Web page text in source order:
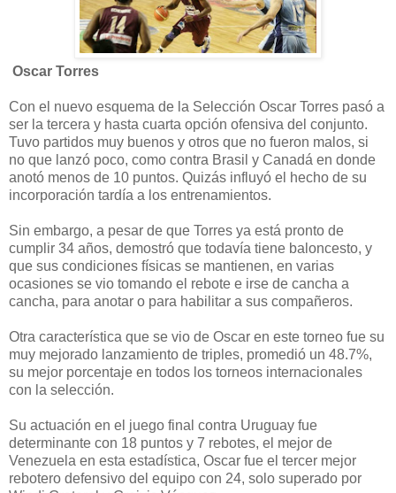
Oscar Torres
Con el nuevo esquema de la Selección Oscar Torres pasó a
ser la tercera y hasta cuarta opción ofensiva del conjunto.
Tuvo partidos muy buenos y otros que no fueron malos, si
no que lanzó poco, como contra Brasil y Canadá en donde
anotó menos de 10 puntos. Quizás influyó el hecho de su
incorporación tardía a los entrenamientos.
Sin embargo, a pesar de que Torres ya está pronto de
cumplir 34 años, demostró que todavía tiene baloncesto, y
que sus condiciones físicas se mantienen, en varias
ocasiones se vio tomando el rebote e irse de cancha a
cancha, para anotar o para habilitar a sus compañeros.
Otra característica que se vio de Oscar en este torneo fue su
muy mejorado lanzamiento de triples, promedió un 48.7%,
su mejor porcentaje en todos los torneos internacionales
con la selección.
Su actuación en el juego final contra Uruguay fue
determinante con 18 puntos y 7 rebotes, el mejor de
Venezuela en esta estadística, Oscar fue el tercer mejor
rebotero defensivo del equipo con 24, solo superado por